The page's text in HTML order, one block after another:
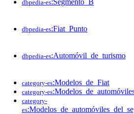
dbpedia-es
dbpedia-es:Fiat_Punto
dbpedia-es:Automóvil_de_turismo
category-es:Modelos_de_Fiat
category-es
category-
es